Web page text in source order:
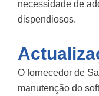
necessidade de
dispendiosos.
O fornecedor de
manutenção do